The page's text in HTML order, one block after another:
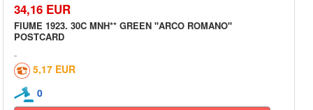
34,16 EUR
FIUME 1923. 30C MNH** GREEN "ARCO ROMANO"
POSTCARD
5,17 EUR
0